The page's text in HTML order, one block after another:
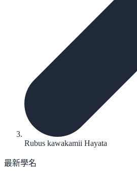
Rubus kawakamii Hayata
最新學名